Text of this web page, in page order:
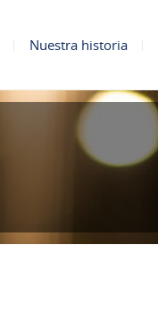
Nuestra historia